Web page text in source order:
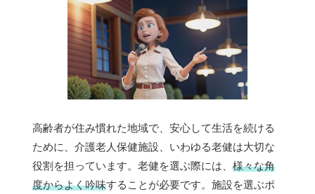
高齢者が住み慣れた地域で、安心して生活を続ける
ために、介護老人保健施設、いわゆる老健は大切な
役割を担っています。老健を選ぶ際には、 様々な角
度からよく吟味することが必要です。施設を選ぶポ